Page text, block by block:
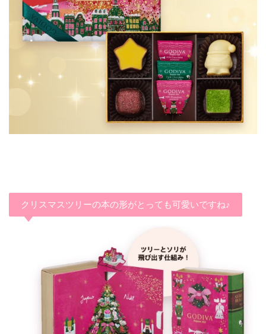
クリスマスツリーの本の形がとっても可愛いですね♪